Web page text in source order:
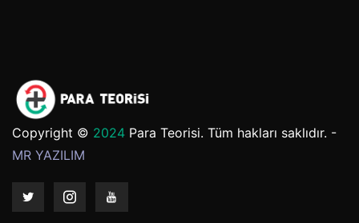
Copyright © 2024 Para Teorisi. Tüm hakları saklıdır. -
MR YAZILIM